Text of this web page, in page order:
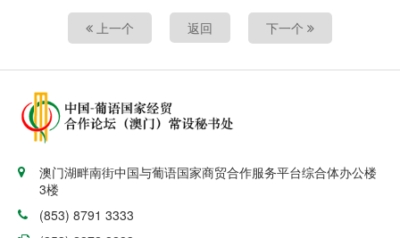
上一个 返回 下一个
澳门湖畔南街中国与葡语国家商贸合作服务平台综合体办公楼
3楼
(853) 8791 3333